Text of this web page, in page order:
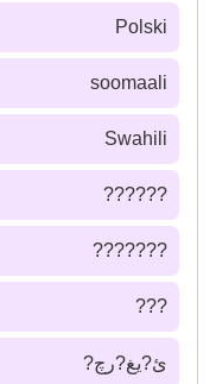
Polski
soomaali
Swahili
??????
???????
???
ئ?يغ?رچ?